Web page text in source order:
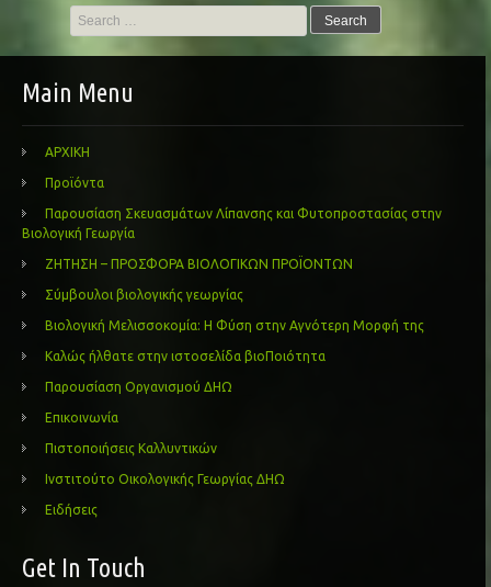
Search
for:
Main Menu
ΑΡΧΙΚΗ
Προϊόντα
Παρουσίαση Σκευασμάτων Λίπανσης και Φυτοπροστασίας στην
Βιολογική Γεωργία
ΖΗΤΗΣΗ – ΠΡΟΣΦΟΡΑ ΒΙΟΛΟΓΙΚΩΝ ΠΡΟΪΟΝΤΩΝ
Σύμβουλοι βιολογικής γεωργίας
Βιολογική Μελισσοκομία: Η Φύση στην Αγνότερη Μορφή της
Καλώς ήλθατε στην ιστοσελίδα βιοΠοιότητα
Παρουσίαση Οργανισμού ΔΗΩ
Επικοινωνία
Πιστοποιήσεις Καλλυντικών
Ινστιτούτο Οικολογικής Γεωργίας ΔΗΩ
Ειδήσεις
Get In Touch